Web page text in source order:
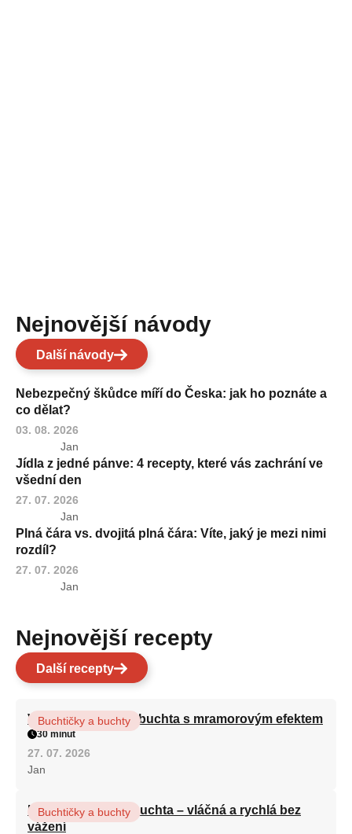
Nejnovější návody
Další návody
Nebezpečný škůdce míří do Česka: jak ho poznáte a
co dělat?
03. 08. 2026
Jan
Jídla z jedné pánve: 4 recepty, které vás zachrání ve
všední den
27. 07. 2026
Jan
Plná čára vs. dvojitá plná čára: Víte, jaký je mezi nimi
rozdíl?
27. 07. 2026
Jan
Nejnovější recepty
Další recepty
Vláčná olejová litá buchta s mramorovým efektem
Buchtičky a buchty
30 minut
27. 07. 2026
Jan
Hrnková maková buchta – vláčná a rychlá bez
vážení
Buchtičky a buchty